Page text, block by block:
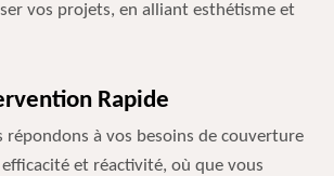
vos projets, en alliant esthétisme et
Rapide
répondons à vos besoins de couverture
efficacité et réactivité, où que vous